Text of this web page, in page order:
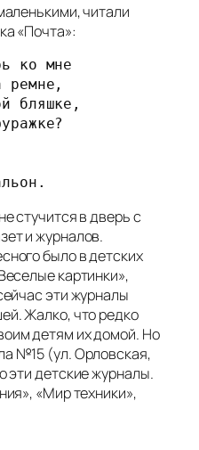
читали
«Почта»:
ко мне
ремне,
бляшке,
стучится в дверь с
и журналов.
было в детских
картинки»,
эти журналы
Жалко, что редко
детям их домой. Но
№15 (ул. Орловская,
эти детские журналы.
«Мир техники»,